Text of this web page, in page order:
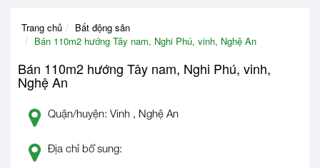
Trang chủ
Bất động sản
Bán 110m2 hướng Tây nam, Nghi Phú, vinh, Nghệ An
Bán 110m2 hướng Tây nam, Nghi Phú, vinh,
Nghệ An
Quận/huyện: Vinh , Nghệ An
Địa chỉ bổ sung: